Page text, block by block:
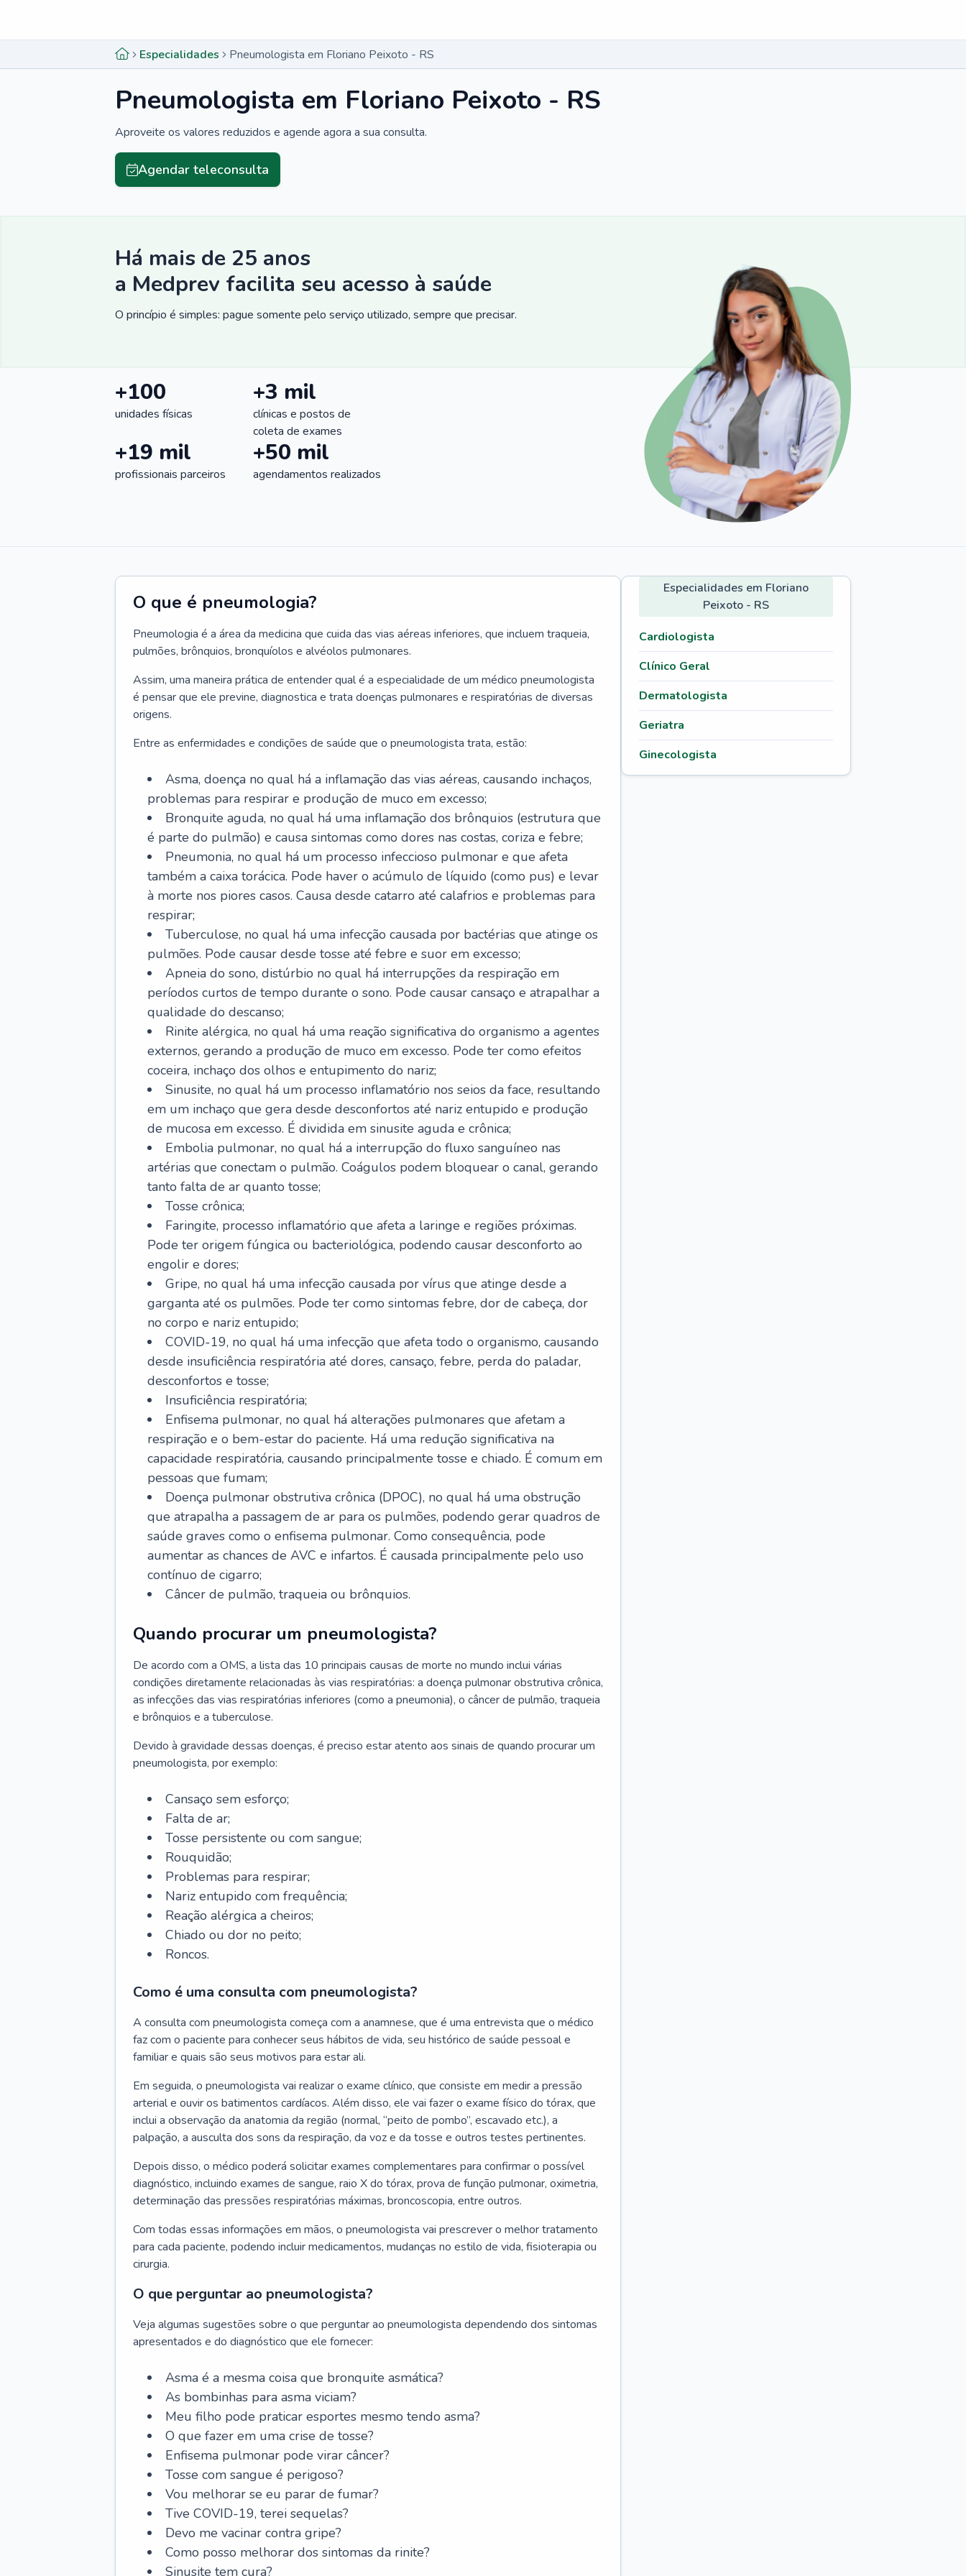
Especialidades Pneumologista em Floriano Peixoto - RS
Pneumologista em Floriano Peixoto - RS
Aproveite os valores reduzidos e agende agora a sua consulta.
Agendar teleconsulta
Há mais de 25 anos
a Medprev facilita seu acesso à saúde
O princípio é simples: pague somente pelo serviço utilizado, sempre que precisar.
+100
unidades físicas
+3 mil
clínicas e postos de
coleta de exames
+19 mil
profissionais parceiros
+50 mil
agendamentos realizados
O que é pneumologia?
Pneumologia é a área da medicina que cuida das vias aéreas inferiores, que incluem traqueia,
pulmões, brônquios, bronquíolos e alvéolos pulmonares.
Assim, uma maneira prática de entender qual é a especialidade de um médico pneumologista
é pensar que ele previne, diagnostica e trata doenças pulmonares e respiratórias de diversas
origens.
Entre as enfermidades e condições de saúde que o pneumologista trata, estão:
Asma, doença no qual há a inflamação das vias aéreas, causando inchaços,
problemas para respirar e produção de muco em excesso;
Bronquite aguda, no qual há uma inflamação dos brônquios (estrutura que
é parte do pulmão) e causa sintomas como dores nas costas, coriza e febre;
Pneumonia, no qual há um processo infeccioso pulmonar e que afeta
também a caixa torácica. Pode haver o acúmulo de líquido (como pus) e levar
à morte nos piores casos. Causa desde catarro até calafrios e problemas para
respirar;
Tuberculose, no qual há uma infecção causada por bactérias que atinge os
pulmões. Pode causar desde tosse até febre e suor em excesso;
Apneia do sono, distúrbio no qual há interrupções da respiração em
períodos curtos de tempo durante o sono. Pode causar cansaço e atrapalhar a
qualidade do descanso;
Rinite alérgica, no qual há uma reação significativa do organismo a agentes
externos, gerando a produção de muco em excesso. Pode ter como efeitos
coceira, inchaço dos olhos e entupimento do nariz;
Sinusite, no qual há um processo inflamatório nos seios da face, resultando
em um inchaço que gera desde desconfortos até nariz entupido e produção
de mucosa em excesso. É dividida em sinusite aguda e crônica;
Embolia pulmonar, no qual há a interrupção do fluxo sanguíneo nas
artérias que conectam o pulmão. Coágulos podem bloquear o canal, gerando
tanto falta de ar quanto tosse;
Tosse crônica;
Faringite, processo inflamatório que afeta a laringe e regiões próximas.
Pode ter origem fúngica ou bacteriológica, podendo causar desconforto ao
engolir e dores;
Gripe, no qual há uma infecção causada por vírus que atinge desde a
garganta até os pulmões. Pode ter como sintomas febre, dor de cabeça, dor
no corpo e nariz entupido;
COVID-19, no qual há uma infecção que afeta todo o organismo, causando
desde insuficiência respiratória até dores, cansaço, febre, perda do paladar,
desconfortos e tosse;
Insuficiência respiratória;
Enfisema pulmonar, no qual há alterações pulmonares que afetam a
respiração e o bem-estar do paciente. Há uma redução significativa na
capacidade respiratória, causando principalmente tosse e chiado. É comum em
pessoas que fumam;
Doença pulmonar obstrutiva crônica (DPOC), no qual há uma obstrução
que atrapalha a passagem de ar para os pulmões, podendo gerar quadros de
saúde graves como o enfisema pulmonar. Como consequência, pode
aumentar as chances de AVC e infartos. É causada principalmente pelo uso
contínuo de cigarro;
Câncer de pulmão, traqueia ou brônquios.
Quando procurar um pneumologista?
De acordo com a OMS, a lista das 10 principais causas de morte no mundo inclui várias
condições diretamente relacionadas às vias respiratórias: a doença pulmonar obstrutiva crônica,
as infecções das vias respiratórias inferiores (como a pneumonia), o câncer de pulmão, traqueia
e brônquios e a tuberculose.
Devido à gravidade dessas doenças, é preciso estar atento aos sinais de quando procurar um
pneumologista, por exemplo:
Cansaço sem esforço;
Falta de ar;
Tosse persistente ou com sangue;
Rouquidão;
Problemas para respirar;
Nariz entupido com frequência;
Reação alérgica a cheiros;
Chiado ou dor no peito;
Roncos.
Como é uma consulta com pneumologista?
A consulta com pneumologista começa com a anamnese, que é uma entrevista que o médico
faz com o paciente para conhecer seus hábitos de vida, seu histórico de saúde pessoal e
familiar e quais são seus motivos para estar ali.
Em seguida, o pneumologista vai realizar o exame clínico, que consiste em medir a pressão
arterial e ouvir os batimentos cardíacos. Além disso, ele vai fazer o exame físico do tórax, que
inclui a observação da anatomia da região (normal, “peito de pombo”, escavado etc.), a
palpação, a ausculta dos sons da respiração, da voz e da tosse e outros testes pertinentes.
Depois disso, o médico poderá solicitar exames complementares para confirmar o possível
diagnóstico, incluindo exames de sangue, raio X do tórax, prova de função pulmonar, oximetria,
determinação das pressões respiratórias máximas, broncoscopia, entre outros.
Com todas essas informações em mãos, o pneumologista vai prescrever o melhor tratamento
para cada paciente, podendo incluir medicamentos, mudanças no estilo de vida, fisioterapia ou
cirurgia.
O que perguntar ao pneumologista?
Veja algumas sugestões sobre o que perguntar ao pneumologista dependendo dos sintomas
apresentados e do diagnóstico que ele fornecer:
Asma é a mesma coisa que bronquite asmática?
As bombinhas para asma viciam?
Meu filho pode praticar esportes mesmo tendo asma?
O que fazer em uma crise de tosse?
Enfisema pulmonar pode virar câncer?
Tosse com sangue é perigoso?
Vou melhorar se eu parar de fumar?
Tive COVID-19, terei sequelas?
Devo me vacinar contra gripe?
Como posso melhorar dos sintomas da rinite?
Sinusite tem cura?
Especialidades em Floriano
Peixoto - RS
Cardiologista
Clínico Geral
Dermatologista
Geriatra
Ginecologista